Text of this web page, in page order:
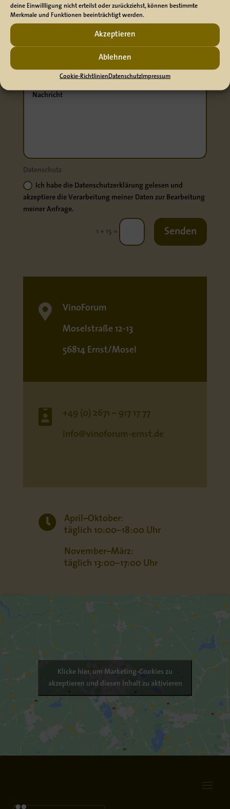
deine Einwillligung nicht erteilst oder zurückziehst, können bestimmte
Merkmale und Funktionen beeinträchtigt werden.
Akzeptieren
Ablehnen
Cookie-Richtlinien Datenschutz Impressum
Datenschutz
Ich habe die Datenschutzerklärung gelesen und
akzeptiere die Verarbeitung meiner Daten zur Bearbeitung
meiner Anfrage.
1 + 15 = Senden
 VinoForum
Moselstraße 12-13
56814 Ernst/Mosel
 +49 (0) 2671 – 917 17 77
info@vinoforum-ernst.de

April–Oktober:
täglich 10:00–18:00 Uhr
November–März:
täglich 13:00–17:00 Uhr
Klicke hier, um Marketing-Cookies zu
akzeptieren und diesen Inhalt zu aktivieren